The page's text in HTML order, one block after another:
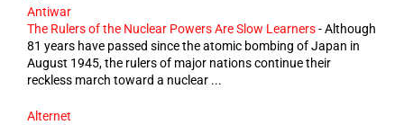
Antiwar
The Rulers of the Nuclear Powers Are Slow Learners-Although
81 years have passed since the atomic bombing of Japan in
August 1945, the rulers of major nations continue their
reckless march toward a nuclear ...
Alternet